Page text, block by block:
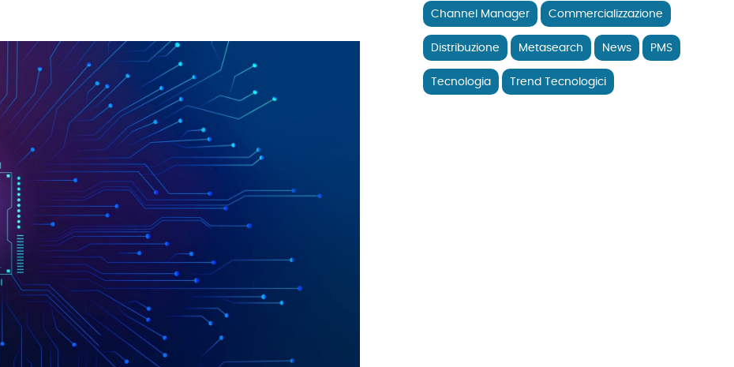
Channel Manager
Commercializzazione
Distribuzione
Metasearch News
PMS
Tecnologia
Trend Tecnologici